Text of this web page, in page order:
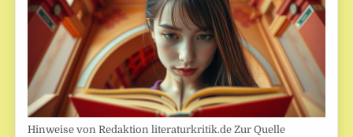
Hinweise von Redaktion literaturkritik.de Zur Quelle